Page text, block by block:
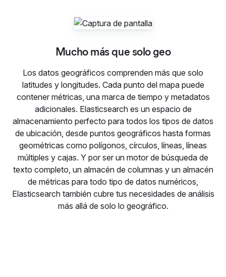
Mucho más que solo geo
Los datos geográficos comprenden más que solo
latitudes y longitudes. Cada punto del mapa puede
contener métricas, una marca de tiempo y metadatos
adicionales. Elasticsearch es un espacio de
almacenamiento perfecto para todos los tipos de datos
de ubicación, desde puntos geográficos hasta formas
geométricas como polígonos, círculos, líneas, líneas
múltiples y cajas. Y por ser un motor de búsqueda de
texto completo, un almacén de columnas y un almacén
de métricas para todo tipo de datos numéricos,
Elasticsearch también cubre tus necesidades de análisis
más allá de solo lo geográfico.